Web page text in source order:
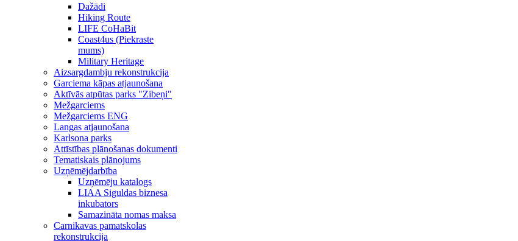
Dažādi
Hiking Route
LIFE CoHaBit
Coast4us (Piekraste
mums)
Military Heritage
Aizsargdambju rekonstrukcija
Garciema kāpas atjaunošana
Aktīvās atpūtas parks "Zibeņi"
Mežgarciems
Mežgarciems ENG
Langas atjaunošana
Karlsona parks
Attīstības plānošanas dokumenti
Tematiskais plānojums
Uzņēmējdarbība
Uzņēmēju katalogs
LIAA Siguldas biznesa
inkubators
Samazināta nomas maksa
Carnikavas pamatskolas
rekonstrukcija